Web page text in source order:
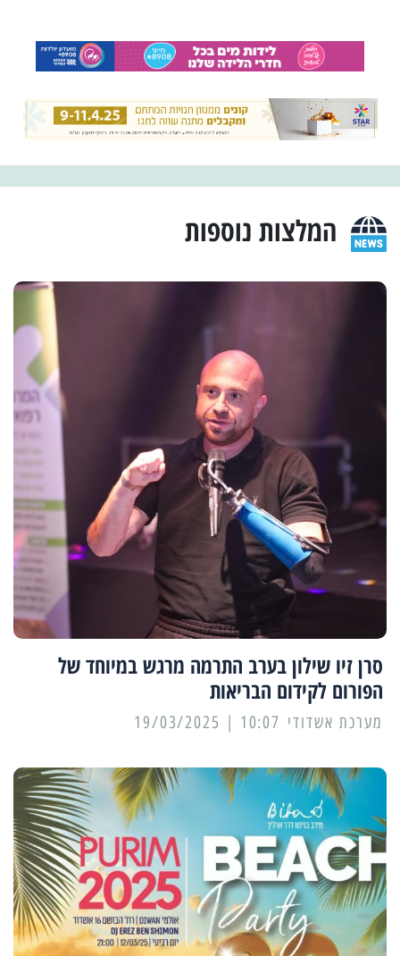
המלצות נוספות
סרן זיו שילון בערב התרמה מרגש במיוחד של
הפורום לקידום הבריאות
מערכת אשדודי 10:07 | 19/03/2025